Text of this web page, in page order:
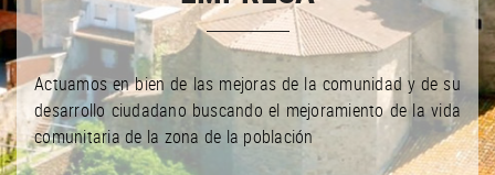
Actuamos en bien de las mejoras de la comunidad y de su
desarrollo ciudadano buscando el mejoramiento de la vida
comunitaria de la zona de la población